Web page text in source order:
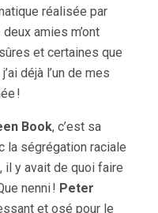
réalisée par
amies m’ont
et certaines que
déjà l’un de mes
!
Book, c’est sa
la ségrégation raciale
il y avait de quoi faire
nenni ! Peter
et osé pour le